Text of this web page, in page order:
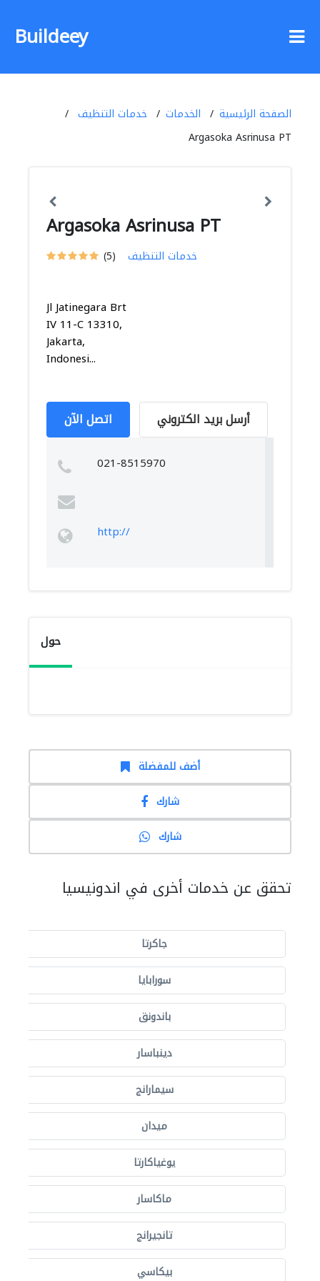
Buildeey
الصفحة الرئيسية الخدمات
خدمات التنظيف
Argasoka Asrinusa PT
Argasoka Asrinusa PT
(5) خدمات التنظيف
Jl Jatinegara Brt
IV 11-C 13310,
Jakarta,
Indonesi...
اتصل الآن أرسل بريد الكتروني
021-8515970
http://
حول
أضف للمفضلة
شارك
شارك
تحقق عن خدمات أخرى في اندونيسيا
جاكرتا
سورابايا
باندونق
دينباسار
سيمارانج
ميدان
يوغياكارتا
ماكاسار
تانجيرانج
بيكاسي